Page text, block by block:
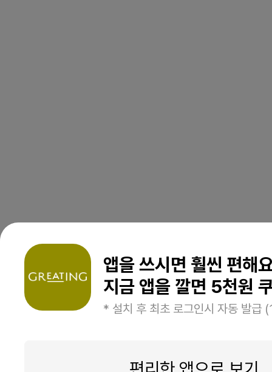
앱을 쓰시면 훨씬 편해
지금 앱을 깔면 5천원
* 설치 후 최초 로그인시 자동 발급